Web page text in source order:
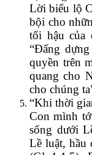
Lời biểu lộ
bội cho
tối hậu của
“Đấng
quyền trên
quang cho
cho chúng
“Khi thời
Con mình
sống dưới
Lề luật, hầu